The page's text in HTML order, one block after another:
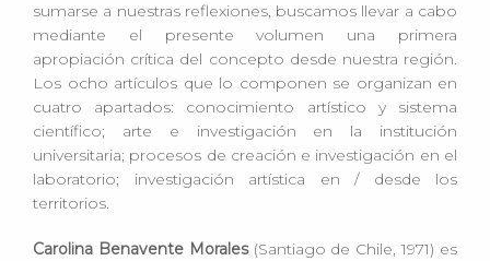
sumarse a nuestras reflexiones, buscamos llevar a cabo
mediante el presente volumen una primera
apropiación crítica del concepto desde nuestra región.
Los ocho artículos que lo componen se organizan en
cuatro apartados: conocimiento artístico y sistema
científico; arte e investigación en la institución
universitaria; procesos de creación e investigación en el
laboratorio; investigación artística en / desde los
territorios.
Carolina Benavente Morales(Santiago de Chile, 1971) es